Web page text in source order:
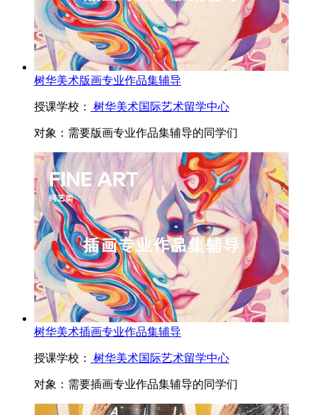
树华美术版画专业作品集辅导
授课学校： 树华美术国际艺术留学中心
对象： 需要版画专业作品集辅导的同学们
树华美术插画专业作品集辅导
授课学校： 树华美术国际艺术留学中心
对象： 需要插画专业作品集辅导的同学们